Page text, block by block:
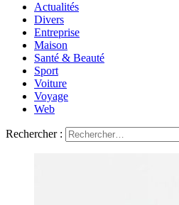
Actualités
Divers
Entreprise
Maison
Santé & Beauté
Sport
Voiture
Voyage
Web
Rechercher :